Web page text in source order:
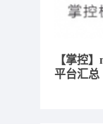
【掌控
平台汇总